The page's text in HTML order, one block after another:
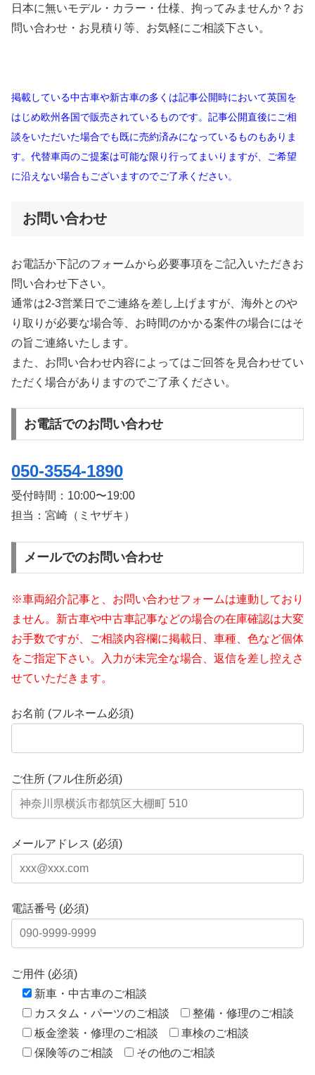
日本に無いモデル・カラー・仕様、拘ってみませんか？お
問い合わせ・お見積り等、お気軽にご相談下さい。
掲載している中古車や新古車の多くは記事公開時において英国を
はじめ欧州各国で販売されているものです。記事公開直後にご相
談をいただいた場合でも既に売約済みになっているものもありま
す。代替車両のご提案は可能な限り行ってまいりますが、ご希望
に沿えない場合もございますのでご了承ください。
お問い合わせ
お電話か下記のフォームから必要事項をご記入いただきお
問い合わせ下さい。
通常は2-3営業日でご連絡を差し上げますが、海外とのや
り取りが必要な場合等、お時間のかかる案件の場合にはそ
の旨ご連絡いたします。
また、お問い合わせ内容によってはご回答を見合わせてい
ただく場合がありますのでご了承ください。
お電話でのお問い合わせ
050-3554-1890
受付時間： 10:00〜19:00
担当：宮崎（ミヤザキ）
メールでのお問い合わせ
※車両紹介記事と、お問い合わせフォームは連動しており
ません。新古車や中古車記事などの場合の在庫確認は大変
お手数ですが、ご相談内容欄に掲載日、車種、色など個体
をご指定下さい。入力が未完全な場合、返信を差し控えさ
せていただきます。
お名前 (フルネーム必須)
ご住所 (フル住所必須)
メールアドレス (必須)
電話番号 (必須)
ご用件 (必須)
新車・中古車のご相談
カスタム・パーツのご相談
整備・修理のご相談
板金塗装・修理のご相談
車検のご相談
保険等のご相談
その他のご相談